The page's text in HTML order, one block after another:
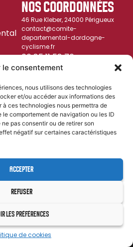
le consentement
nous utilisons des technologies
et/ou accéder aux informations des
ces technologies nous permettra de
comportement de navigation ou les ID
pas consentir ou de retirer son
négatif sur certaines caractéristiques
ACCEPTER
REFUSER
LES PRÉFÉRENCES
de cookies
NOS COORDONNÉES
46 Rue Kleber, 24000 Périgueux
contact@comite-
departemental-dordogne-
cyclisme.fr
06 85 11 58 76
| PROPULSÉ PARCYL&COM